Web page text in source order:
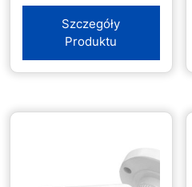
Szczegóły
Produktu